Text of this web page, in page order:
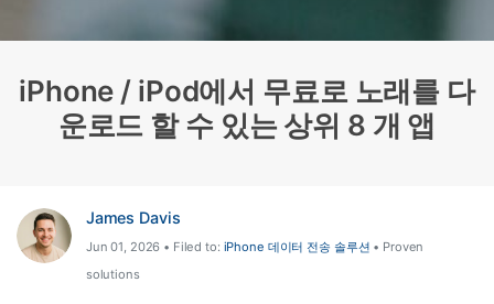
고객 지원
iPhone / iPod에서 무료로 노래를 다
운로드 할 수 있는 상위 8 개 앱
James Davis
Jun 01, 2026 • Filed to: iPhone 데이터 전송 솔루션 • Proven
solutions